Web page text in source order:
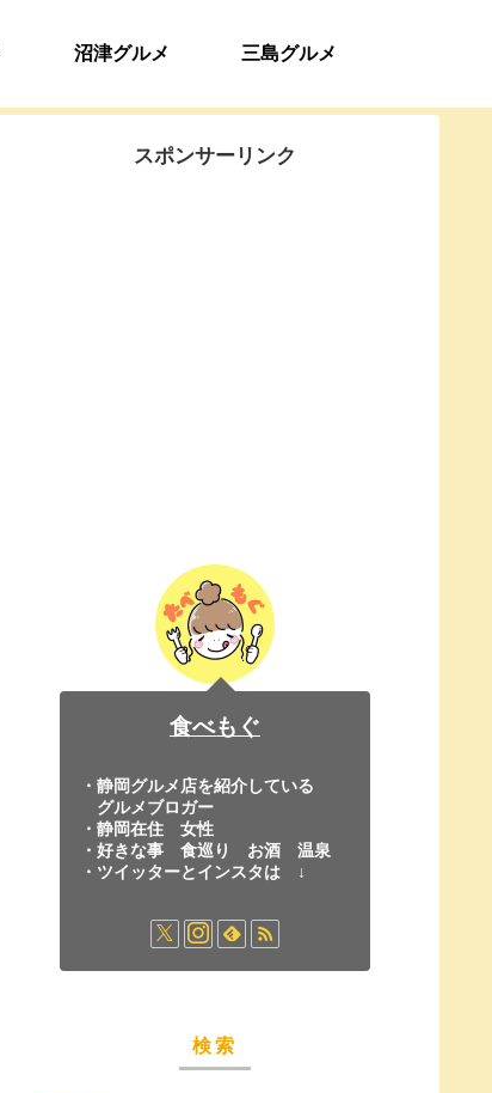
沼津グルメ 三島グルメ
スポンサーリンク
食べもぐ
・静岡グルメ店を紹介している
グルメブロガー
・静岡在住 女性
・好きな事 食巡り お酒 温泉
・ツイッターとインスタは ↓
検索